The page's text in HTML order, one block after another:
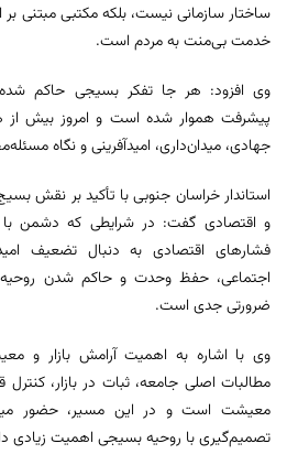
ساختار سازمانی نیست، بلکه مکتبی مبتنی
خدمت بی‌منت به مردم است.
وی افزود: هر جا تفکر بسیجی حاکم
پیشرفت هموار شده است و امروز بیش از
جهادی، میدان‌داری، امیدآفرینی و نگاه
استاندار خراسان جنوبی با تأکید بر نقش
و اقتصادی گفت: در شرایطی که دشمن با
فشارهای اقتصادی به دنبال تضعیف
اجتماعی، حفظ وحدت و حاکم شدن
ضرورتی جدی است.
وی با اشاره به اهمیت آرامش بازار و
مطالبات اصلی جامعه، ثبات در بازار،
معیشت است و در این مسیر، حضور
تصمیم‌گیری با روحیه بسیجی اهمیت زیادی